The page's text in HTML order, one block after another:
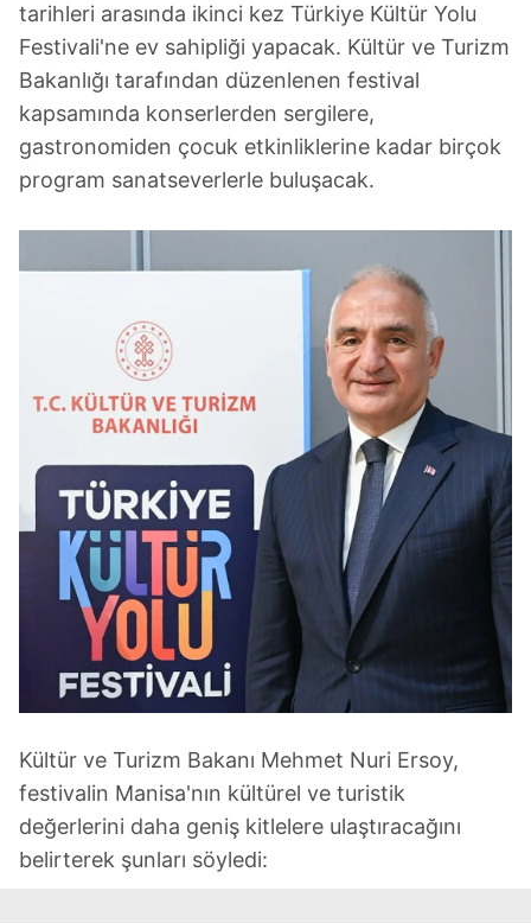
tarihleri arasında ikinci kez Türkiye Kültür Yolu
Festivali'ne ev sahipliği yapacak. Kültür ve Turizm
Bakanlığı tarafından düzenlenen festival
kapsamında konserlerden sergilere,
gastronomiden çocuk etkinliklerine kadar birçok
program sanatseverlerle buluşacak.
Kültür ve Turizm Bakanı Mehmet Nuri Ersoy,
festivalin Manisa'nın kültürel ve turistik
değerlerini daha geniş kitlelere ulaştıracağını
belirterek şunları söyledi: